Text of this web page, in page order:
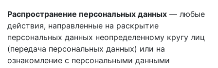
Распространение персональных данных — любые
действия, направленные на раскрытие
персональных данных неопределенному кругу лиц
(передача персональных данных) или на
ознакомление с персональными данными